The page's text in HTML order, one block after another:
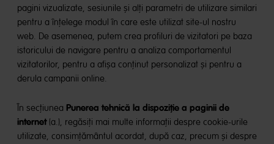
pagini vizualizate, sesiunile și alți parametri de utilizare similari
pentru a înțelege modul în care este utilizat site-ul nostru
web. De asemenea, putem crea profiluri de vizitatori pe baza
istoricului de navigare pentru a analiza comportamentul
vizitatorilor, pentru a afișa conținut personalizat și pentru a
derula campanii online.
În secțiunea Punerea tehnică la dispoziție a paginii de
internet(a.), regăsiți mai multe informații despre cookie-urile
utilizate, consimțământul acordat, după caz, precum și despre